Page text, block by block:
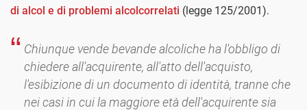
di alcol e di problemi alcolcorrelati (legge 125/2001).
Chiunque vende bevande alcoliche ha l'obbligo di
chiedere all'acquirente, all'atto dell'acquisto,
l'esibizione di un documento di identità, tranne che
nei casi in cui la maggiore età dell'acquirente sia